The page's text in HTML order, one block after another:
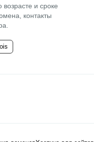
и сроке
контакты